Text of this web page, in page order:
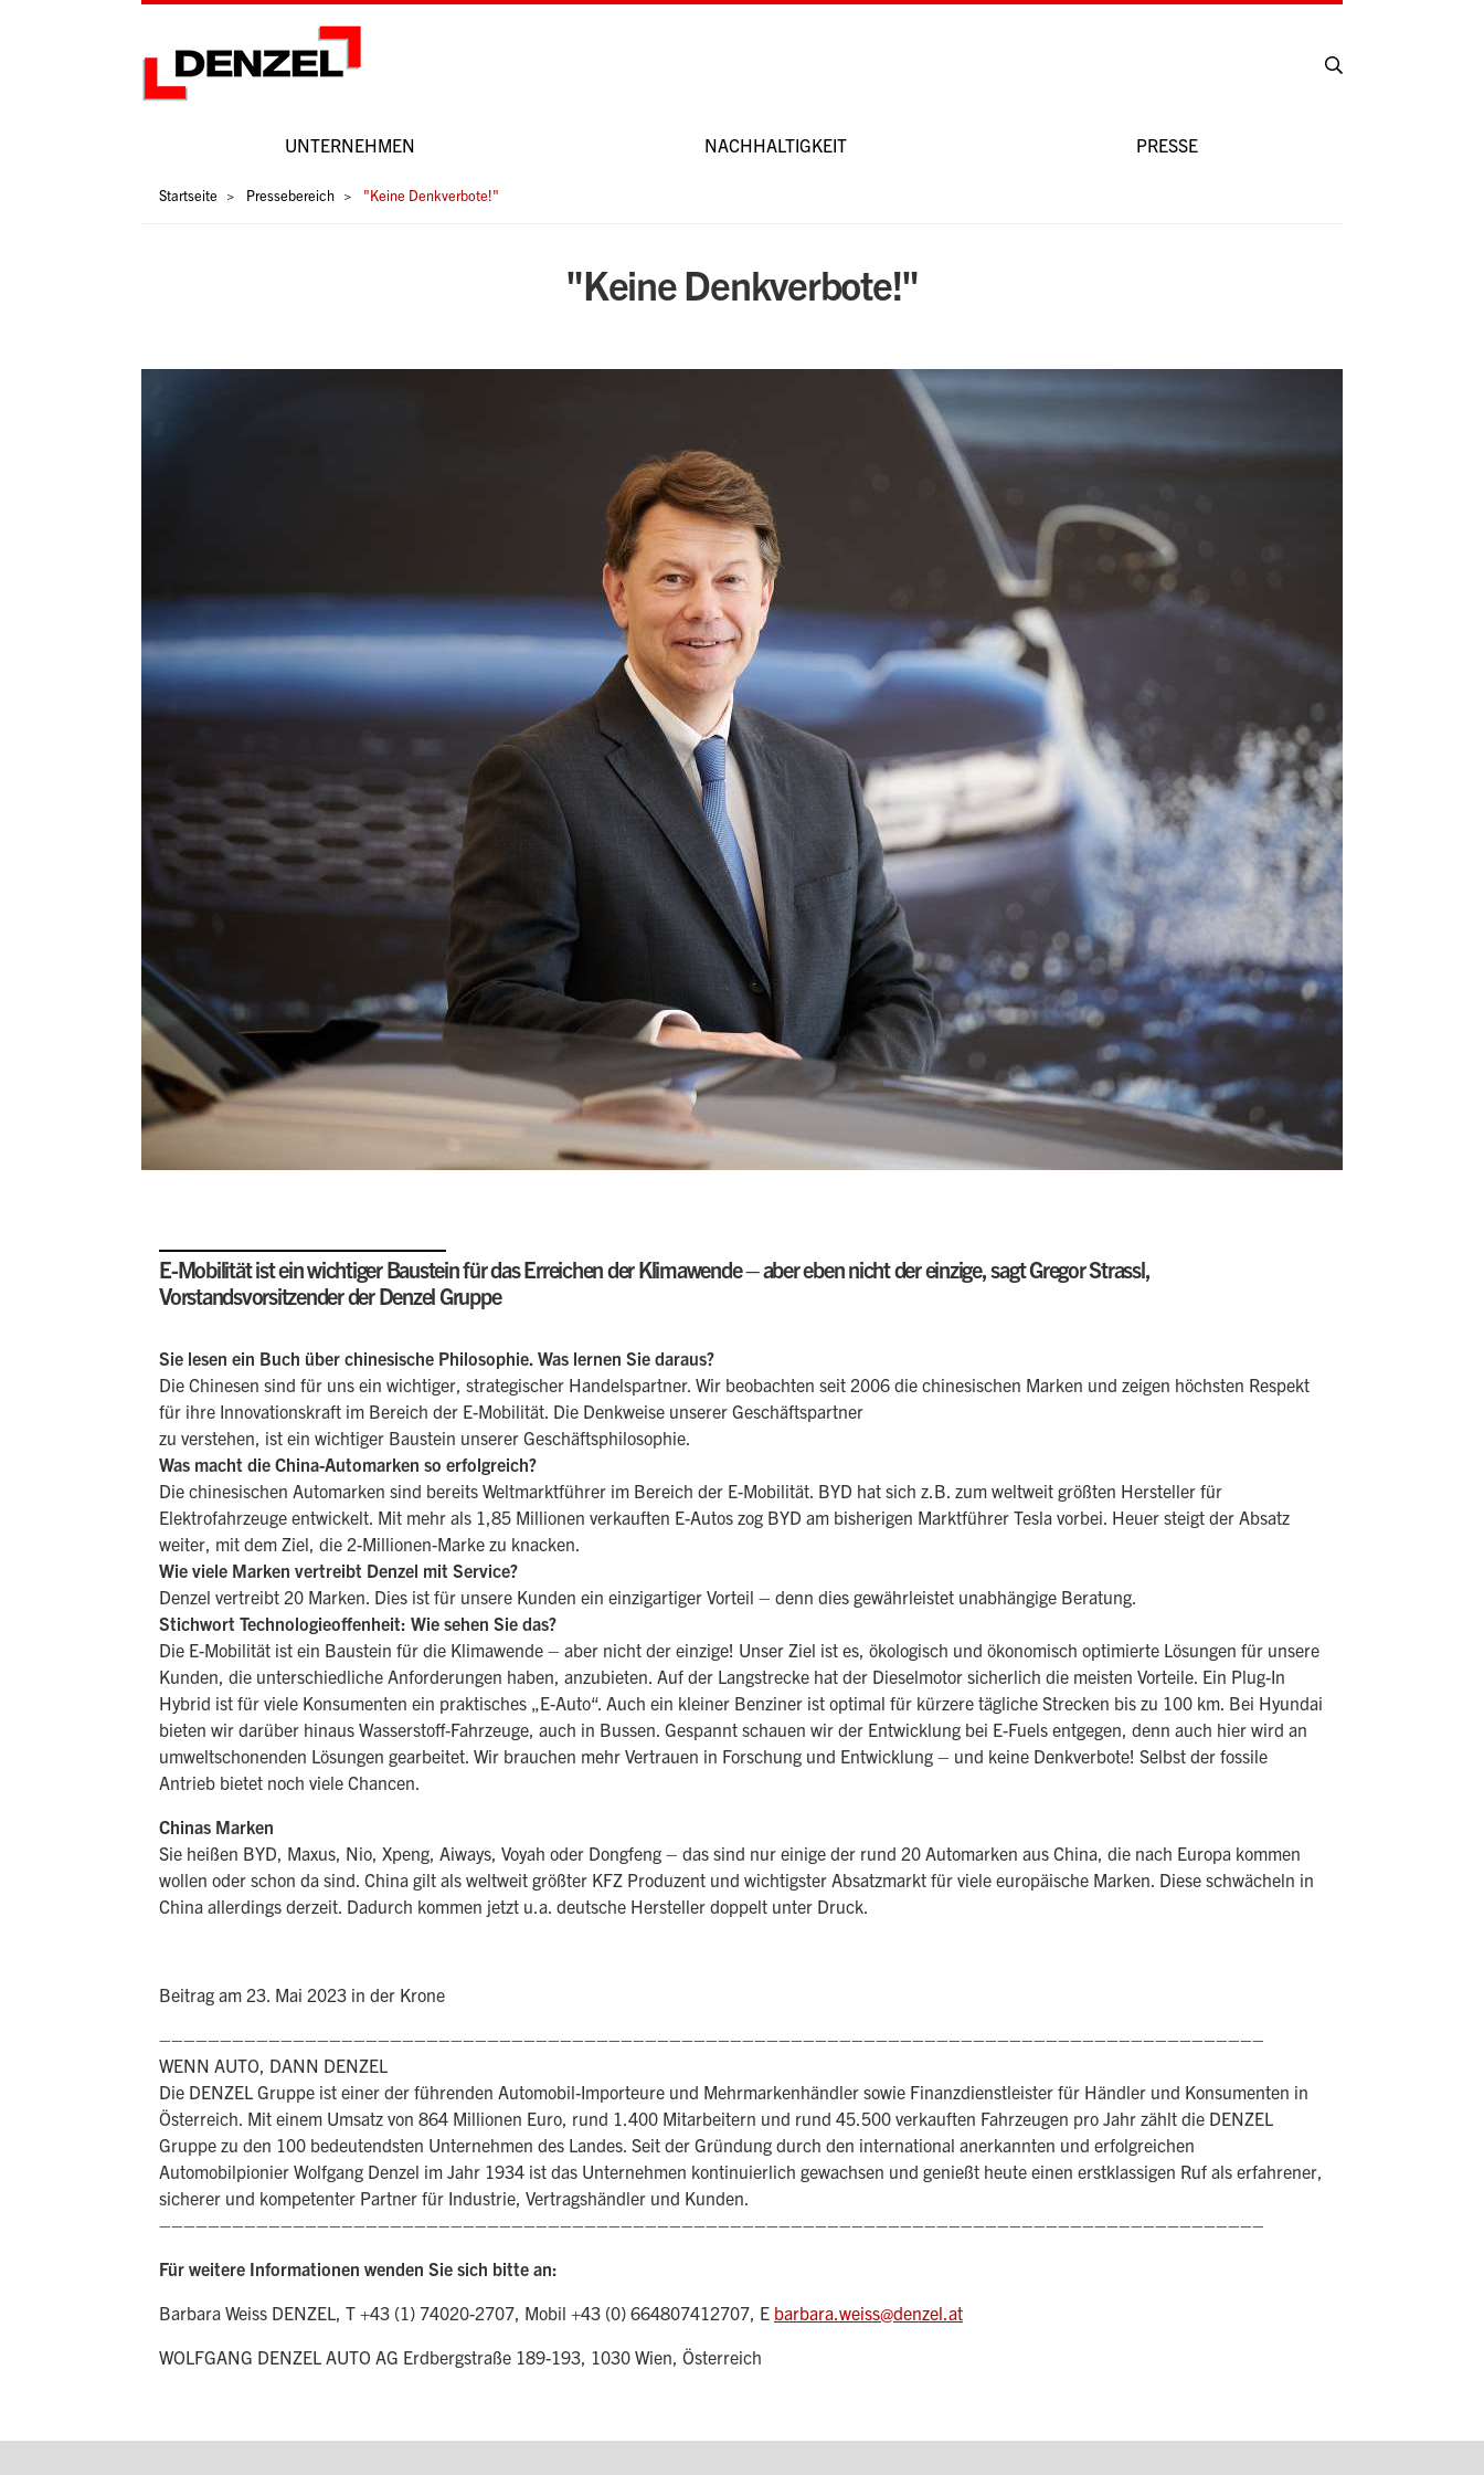
HauptnavigationUNTERNEHMEN NACHHALTIGKEIT PRESSE
Pfadnavigation
Startseite Pressebereich "Keine Denkverbote!"
"Keine Denkverbote!"
E-Mobilität ist ein wichtiger Baustein für das Erreichen der Klimawende – aber eben nicht der einzige, sagt Gregor Strassl,
Vorstandsvorsitzender der Denzel Gruppe
Sie lesen ein Buch über chinesische Philosophie. Was lernen Sie daraus?
Die Chinesen sind für uns ein wichtiger, strategischer Handelspartner. Wir beobachten seit 2006 die chinesischen Marken und zeigen höchsten Respekt
für ihre Innovationskraft im Bereich der E-Mobilität. Die Denkweise unserer Geschäftspartner
zu verstehen, ist ein wichtiger Baustein unserer Geschäftsphilosophie.
Was macht die China-Automarken so erfolgreich?
Die chinesischen Automarken sind bereits Weltmarktführer im Bereich der E-Mobilität. BYD hat sich z.B. zum weltweit größten Hersteller für
Elektrofahrzeuge entwickelt. Mit mehr als 1,85 Millionen verkauften E-Autos zog BYD am bisherigen Marktführer Tesla vorbei. Heuer steigt der Absatz
weiter, mit dem Ziel, die 2-Millionen-Marke zu knacken.
Wie viele Marken vertreibt Denzel mit Service?
Denzel vertreibt 20 Marken. Dies ist für unsere Kunden ein einzigartiger Vorteil – denn dies gewährleistet unabhängige Beratung.
Stichwort Technologieoffenheit: Wie sehen Sie das?
Die E-Mobilität ist ein Baustein für die Klimawende – aber nicht der einzige! Unser Ziel ist es, ökologisch und ökonomisch optimierte Lösungen für unsere
Kunden, die unterschiedliche Anforderungen haben, anzubieten. Auf der Langstrecke hat der Dieselmotor sicherlich die meisten Vorteile. Ein Plug-In
Hybrid ist für viele Konsumenten ein praktisches „E-Auto“. Auch ein kleiner Benziner ist optimal für kürzere tägliche Strecken bis zu 100 km. Bei Hyundai
bieten wir darüber hinaus Wasserstoff-Fahrzeuge, auch in Bussen. Gespannt schauen wir der Entwicklung bei E-Fuels entgegen, denn auch hier wird an
umweltschonenden Lösungen gearbeitet. Wir brauchen mehr Vertrauen in Forschung und Entwicklung – und keine Denkverbote! Selbst der fossile
Antrieb bietet noch viele Chancen.
Chinas Marken
Sie heißen BYD, Maxus, Nio, Xpeng, Aiways, Voyah oder Dongfeng – das sind nur einige der rund 20 Automarken aus China, die nach Europa kommen
wollen oder schon da sind. China gilt als weltweit größter KFZ Produzent und wichtigster Absatzmarkt für viele europäische Marken. Diese schwächeln in
China allerdings derzeit. Dadurch kommen jetzt u.a. deutsche Hersteller doppelt unter Druck.
Beitrag am 23. Mai 2023 in der Krone
–––––––––––––––––––––––––––––––––––––––––––––––––––––––––––––––––––––––––––––––––––––––––––
WENN AUTO, DANN DENZEL
Die DENZEL Gruppe ist einer der führenden Automobil-Importeure und Mehrmarkenhändler sowie Finanzdienstleister für Händler und Konsumenten in
Österreich. Mit einem Umsatz von 864 Millionen Euro, rund 1.400 Mitarbeitern und rund 45.500 verkauften Fahrzeugen pro Jahr zählt die DENZEL
Gruppe zu den 100 bedeutendsten Unternehmen des Landes. Seit der Gründung durch den international anerkannten und erfolgreichen
Automobilpionier Wolfgang Denzel im Jahr 1934 ist das Unternehmen kontinuierlich gewachsen und genießt heute einen erstklassigen Ruf als erfahrener,
sicherer und kompetenter Partner für Industrie, Vertragshändler und Kunden.
–––––––––––––––––––––––––––––––––––––––––––––––––––––––––––––––––––––––––––––––––––––––––––
Für weitere Informationen wenden Sie sich bitte an:
Barbara Weiss DENZEL, T +43 (1) 74020-2707, Mobil +43 (0) 664807412707, E barbara.weiss@denzel.at
WOLFGANG DENZEL AUTO AG Erdbergstraße 189-193, 1030 Wien, Österreich